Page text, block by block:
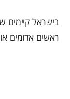
בישראל קיימים
ראשים אדומים